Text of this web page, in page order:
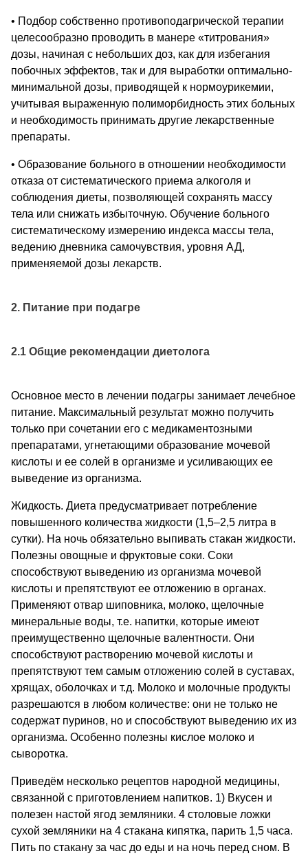
• Подбор собственно противоподагрической терапии
целесообразно проводить в манере «титрования»
дозы, начиная с небольших доз, как для избегания
побочных эффектов, так и для выработки оптимально-
минимальной дозы, приводящей к нормоурикемии,
учитывая выраженную полиморбидность этих больных
и необходимость принимать другие лекарственные
препараты.
• Образование больного в отношении необходимости
отказа от систематического приема алкоголя и
соблюдения диеты, позволяющей сохранять массу
тела или снижать избыточную. Обучение больного
систематическому измерению индекса массы тела,
ведению дневника самочувствия, уровня АД,
применяемой дозы лекарств.
2. Питание при подагре
2.1 Общие рекомендации диетолога
Основное место в лечении подагры занимает лечебное
питание. Максимальный результат можно получить
только при сочетании его с медикаментозными
препаратами, угнетающими образование мочевой
кислоты и ее солей в организме и усиливающих ее
выведение из организма.
Жидкость. Диета предусматривает потребление
повышенного количества жидкости (1,5–2,5 литра в
сутки). На ночь обязательно выпивать стакан жидкости.
Полезны овощные и фруктовые соки. Соки
способствуют выведению из организма мочевой
кислоты и препятствуют ее отложению в органах.
Применяют отвар шиповника, молоко, щелочные
минеральные воды, т.е. напитки, которые имеют
преимущественно щелочные валентности. Они
способствуют растворению мочевой кислоты и
препятствуют тем самым отложению солей в суставах,
хрящах, оболочках и т.д. Молоко и молочные продукты
разрешаются в любом количестве: они не только не
содержат пуринов, но и способствуют выведению их из
организма. Особенно полезны кислое молоко и
сыворотка.
Приведём несколько рецептов народной медицины,
связанной с приготовлением напитков. 1) Вкусен и
полезен настой ягод земляники. 4 столовые ложки
сухой земляники на 4 стакана кипятка, парить 1,5 часа.
Пить по стакану за час до еды и на ночь перед сном. В